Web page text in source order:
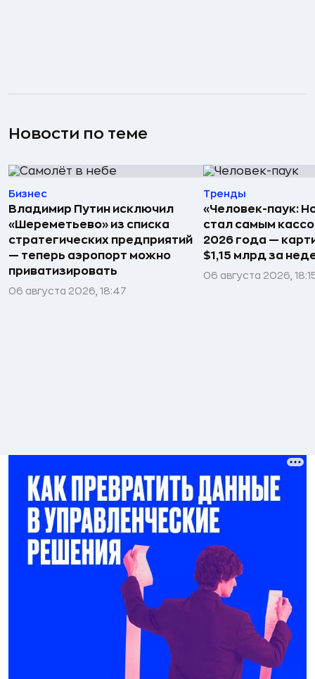
Новости по теме
Бизнес
Владимир Путин исключил
«Шереметьево» из списка
стратегических предприятий
— теперь аэропорт можно
приватизировать
06 августа 2026, 18:47
Тренды
«Человек-паук:
стал самым
2026 года —
$1,15 млрд за
06 августа 2026,